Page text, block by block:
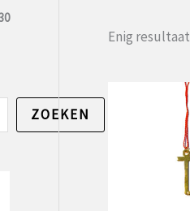
MM
ZOEKEN
Enig resultaat